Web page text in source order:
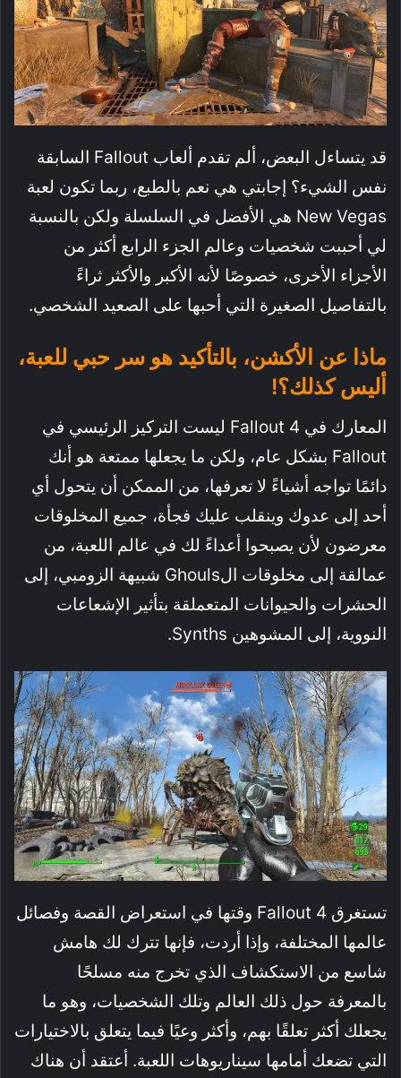
قد يتساءل البعض، ألم تقدم ألعاب Fallout السابقة
نفس الشيء؟ إجابتي هي نعم بالطبع، ربما تكون لعبة
New Vegas هي الأفضل في السلسلة ولكن بالنسبة
لي أحببت شخصيات وعالم الجزء الرابع أكثر من
الأجزاء الأخرى، خصوصًا لأنه الأكبر والأكثر ثراءً
بالتفاصيل الصغيرة التي أحبها على الصعيد الشخصي.
ماذا عن الأكشن، بالتأكيد هو سر حبي للعبة،
أليس كذلك؟!
المعارك في Fallout 4 ليست التركيز الرئيسي في
Fallout بشكل عام، ولكن ما يجعلها ممتعة هو أنك
دائمًا تواجه أشياءً لا تعرفها، من الممكن أن يتحول أي
أحد إلى عدوك وينقلب عليك فجأة، جميع المخلوقات
معرضون لأن يصبحوا أعداءً لك في عالم اللعبة، من
عمالقة إلى مخلوقات الGhouls شبيهة الزومبي، إلى
الحشرات والحيوانات المتعملقة بتأثير الإشعاعات
النووية، إلى المشوهين Synths.
تستغرق Fallout 4 وقتها في استعراض القصة وفصائل
عالمها المختلفة، وإذا أردت، فإنها تترك لك هامش
شاسع من الاستكشاف الذي تخرج منه مسلحًا
بالمعرفة حول ذلك العالم وتلك الشخصيات، وهو ما
يجعلك أكثر تعلقًا بهم، وأكثر وعيًا فيما يتعلق بالاختيارات
التي تضعك أمامها سيناريوهات اللعبة. أعتقد أن هناك